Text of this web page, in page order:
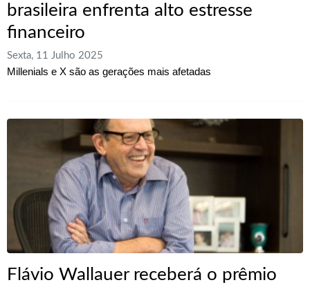
brasileira enfrenta alto estresse
financeiro
Sexta, 11 Julho 2025
Millenials e X são as gerações mais afetadas
Flávio Wallauer receberá o prêmio